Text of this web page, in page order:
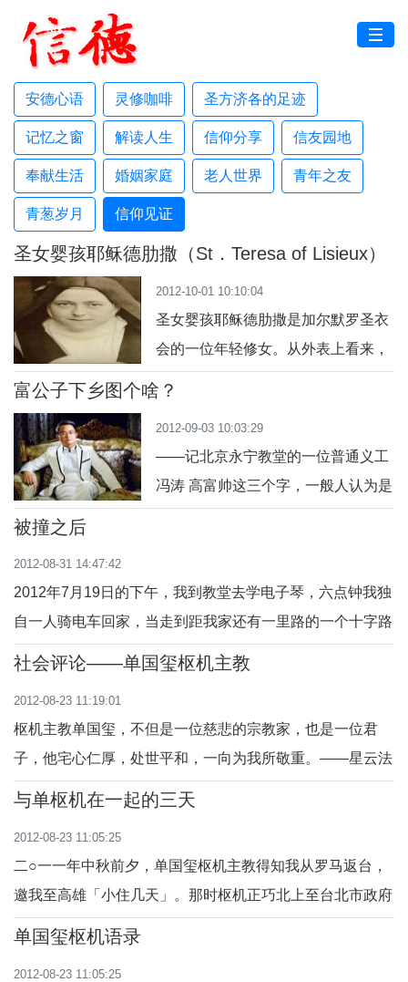
安德心语 灵修咖啡 圣方济各的足迹
记忆之窗 解读人生 信仰分享 信友园地
奉献生活 婚姻家庭 老人世界 青年之友
青葱岁月 信仰见证
圣女婴孩耶稣德肋撒（St．Teresa of Lisieux）
2012-10-01 10:10:04
圣女婴孩耶稣德肋撒是加尔默罗圣衣
会的一位年轻修女。从外表上看来，
起...
富公子下乡图个啥？
2012-09-03 10:03:29
——记北京永宁教堂的一位普通义工
冯涛 高富帅这三个字，一般人认为是
被撞之后
2012-08-31 14:47:42
2012年7月19日的下午，我到教堂去学电子琴，六点钟我独
自一人骑电车回家，当走到距我家还有一里路的一个十字路
口附近的时候，我习惯地回...
社会评论——单国玺枢机主教
2012-08-23 11:19:01
枢机主教单国玺，不但是一位慈悲的宗教家，也是一位君
子，他宅心仁厚，处世平和，一向为我所敬重。——星云法
师 单国玺枢机主教在面对生...
与单枢机在一起的三天
2012-08-23 11:05:25
二○一一年中秋前夕，单国玺枢机主教得知我从罗马返台，
邀我至高雄「小住几天」。那时枢机正巧北上至台北市政府
社会局演讲，便邀我一同搭...
单国玺枢机语录
2012-08-23 11:05:25